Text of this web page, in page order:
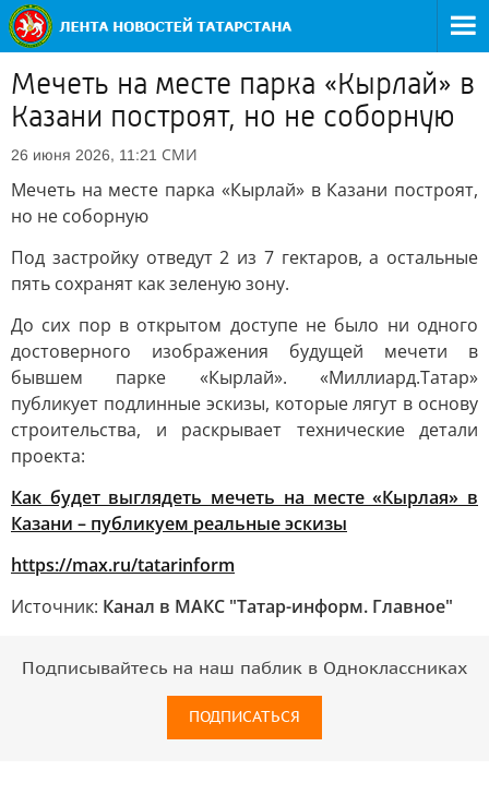
Мечеть на месте парка «Кырлай» в
Казани построят, но не соборную
26 июня 2026, 11:21 СМИ
Мечеть на месте парка «Кырлай» в Казани построят,
но не соборную
Под застройку отведут 2 из 7 гектаров, а остальные
пять сохранят как зеленую зону.
До сих пор в открытом доступе не было ни одного
достоверного изображения будущей мечети в
бывшем парке «Кырлай». «Миллиард.Татар»
публикует подлинные эскизы, которые лягут в основу
строительства, и раскрывает технические детали
проекта:
Как будет выглядеть мечеть на месте «Кырлая» в
Казани – публикуем реальные эскизы
https://max.ru/tatarinform
Источник: Канал в МАКС "Татар-информ. Главное"
Подписывайтесь на наш паблик в Одноклассниках
ПОДПИСАТЬСЯ